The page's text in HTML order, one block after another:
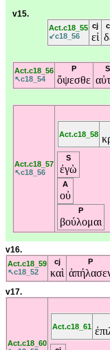
v15.
Act.c18_55
↙c18_56
cj
εἰ
Act.c18_56
↖c18_54
P
ὄψεσθε
S
Act.c18_57
↖c18_56
Act.c18_58
S
ἐγὼ
A
οὐ
P
βούλομαι
v16.
Act.c18_59
↖c18_52
cj
καὶ
P
v17.
Act.c18_60
Act.c18_61